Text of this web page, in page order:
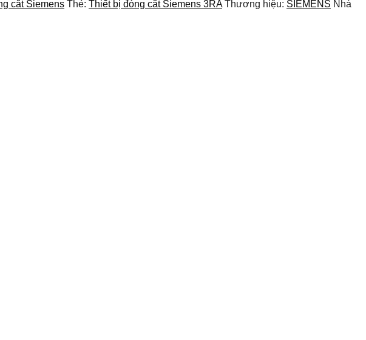
cắt Siemens Thẻ: Thiết bị đóng cắt Siemens 3RA Thương hiệu: SIEMENS Nhà